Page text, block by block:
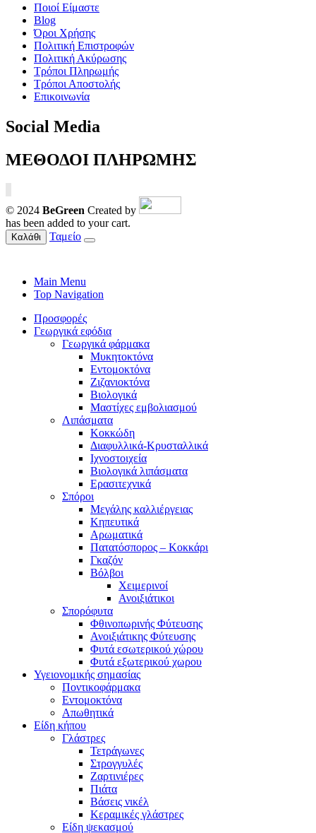
Ποιοί Είμαστε
Blog
Όροι Χρήσης
Πολιτική Επιστροφών
Πολιτική Ακύρωσης
Τρόποι Πληρωμής
Τρόποι Αποστολής
Επικοινωνία
Social Media
ΜΕΘΟΔΟΙ ΠΛΗΡΩΜΗΣ
© 2024 BeGreen Created by
has been added to your cart.
Καλάθι Ταμείο
Main Menu
Top Navigation
Προσφορές
Γεωργικά εφόδια
Γεωργικά φάρμακα
Μυκητοκτόνα
Εντομοκτόνα
Ζιζανιοκτόνα
Βιολογικά
Μαστίχες εμβολιασμού
Λιπάσματα
Κοκκώδη
Διαφυλλικά-Κρυσταλλικά
Ιχνοστοιχεία
Βιολογικά λιπάσματα
Ερασιτεχνικά
Σπόροι
Μεγάλης καλλιέργειας
Κηπευτικά
Αρωματικά
Πατατόσπορος – Κοκκάρι
Γκαζόν
Βόλβοι
Χειμερινοί
Ανοιξιάτικοι
Σπορόφυτα
Φθινοπωρινής Φύτευσης
Ανοιξιάτικης Φύτευσης
Φυτά εσωτερικού χώρου
Φυτά εξωτερικού χωρου
Υγειονομικής σημασίας
Ποντικοφάρμακα
Εντομοκτόνα
Απωθητικά
Είδη κήπου
Γλάστρες
Τετράγωνες
Στρογγυλές
Ζαρτινιέρες
Πιάτα
Βάσεις νικέλ
Κεραμικές γλάστρες
Είδη ψεκασμού